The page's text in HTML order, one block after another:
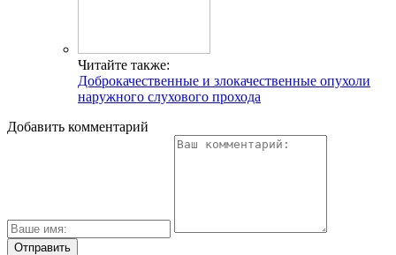
Читайте также:
Доброкачественные и злокачественные опухоли
наружного слухового прохода
Добавить комментарий